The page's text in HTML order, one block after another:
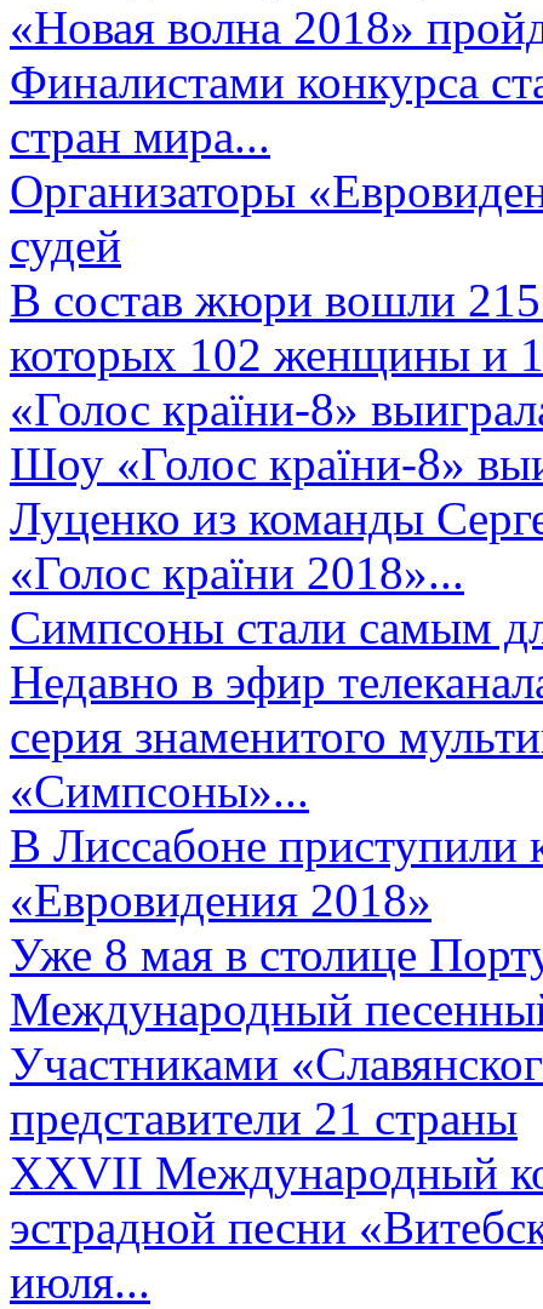
«Новая волна 2018»
Финалистами конкурса
стран мира...
Организаторы
судей
В состав жюри вошли 215
которых 102 женщины и
«Голос країни-8»
Шоу «Голос країни-8»
Луценко из команды
«Голос країни 2018»...
Симпсоны стали самым
Недавно в эфир
серия знаменитого
«Симпсоны»...
В Лиссабоне приступили
«Евровидения 2018»
Уже 8 мая в столице
Международный
Участниками
представители 21 страны
XXVII Международный
эстрадной песни
июля...